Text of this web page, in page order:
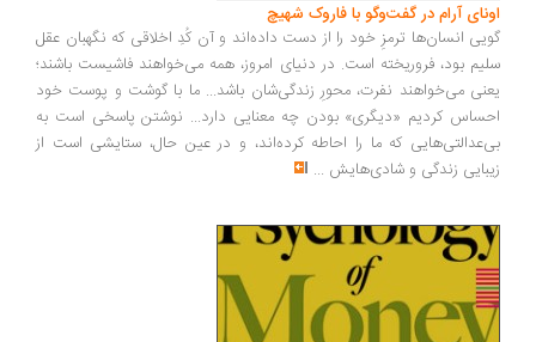
آرام در گفت‌وگو با فاروک شهیچ‭
انسان‌ها ترمزِ خود را از دست داده‌اند و آن کُدِ اخلاقی که نگهبان عقل
بود، فروریخته است. در دنیای امروز، همه می‌خواهند فاشیست باشند؛
می‌خواهند نفرت، محورِ زندگی‌شان باشد... ما با گوشت و پوست خود
کردیم «دیگری» بودن چه معنایی دارد... نوشتن پاسخی است به
که ما را احاطه کرده‌اند، و در عین حال، ستایشی است از
زندگی و شادی‌هایش...